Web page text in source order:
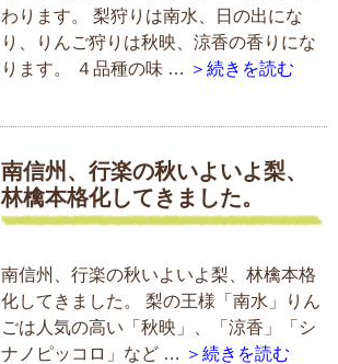
わります。 梨狩りは南水、日の出にな
り、りんご狩りは秋映、涼香の香りにな
ります。 ４品種の味 … ＞続きを読む
南信州、行楽の秋いよいよ梨、
林檎本格化してきました。
南信州、行楽の秋いよいよ梨、林檎本格
化してきました。 梨の王様「南水」りん
ごは人気の高い「秋映」、「涼香」「シ
ナノピッコロ」など … ＞続きを読む